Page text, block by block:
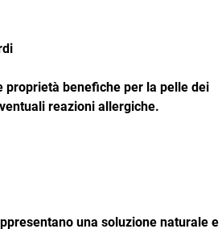
proprietà benefiche per la pelle dei
reazioni allergiche.
una soluzione naturale e